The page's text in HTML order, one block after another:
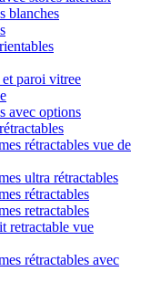
blanches
paroi vitree
avec options
rétractables vue de
ultra rétractables
rétractables
retractables
retractable vue
rétractables avec